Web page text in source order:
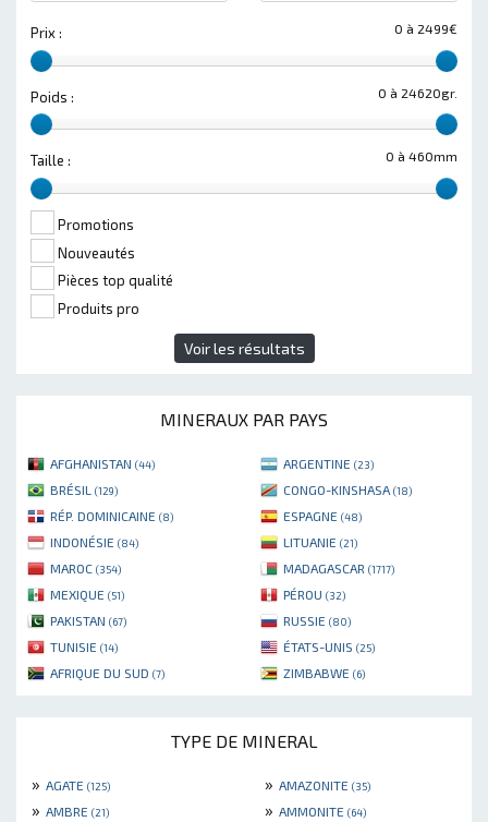
0 à 2499€
Prix :
0 à 24620gr.
Poids :
0 à 460mm
Taille :
Promotions
Nouveautés
Pièces top qualité
Produits pro
Voir les résultats
MINERAUX PAR PAYS
AFGHANISTAN (44) ARGENTINE (23)
BRÉSIL (129) CONGO-KINSHASA (18)
RÉP. DOMINICAINE (8) ESPAGNE (48)
INDONÉSIE (84) LITUANIE (21)
MAROC (354) MADAGASCAR (1717)
MEXIQUE (51) PÉROU (32)
PAKISTAN (67) RUSSIE (80)
TUNISIE (14) ÉTATS-UNIS (25)
AFRIQUE DU SUD (7) ZIMBABWE (6)
TYPE DE MINERAL
» AGATE (125) » AMAZONITE (35)
» AMBRE (21) » AMMONITE (64)